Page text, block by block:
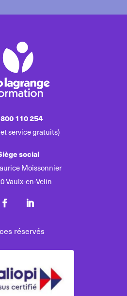
110 254
service gratuits)
social
Moissonnier
Vaulx-en-Velin
réservés